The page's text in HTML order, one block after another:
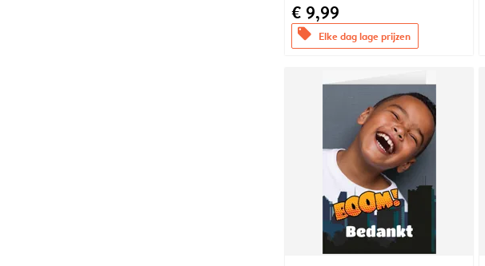
€ 9,99
offers Elke dag lage prijzen